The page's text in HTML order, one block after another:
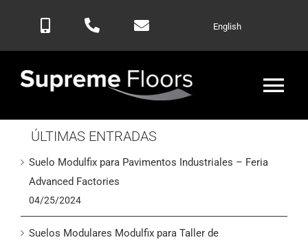
English
Inicio
Productos
ÚLTIMAS ENTRADAS
Suelo Modulfix para Pavimentos Industriales – Feria
Advanced Factories
04/25/2024
Suelos Modulares Modulfix para Taller de